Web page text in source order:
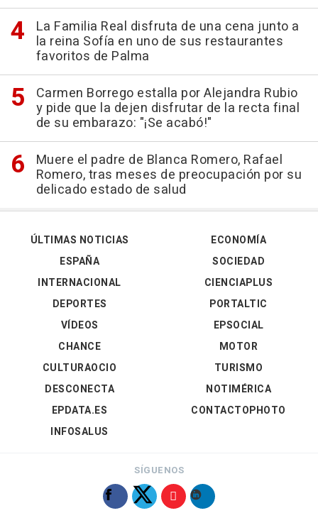
La Familia Real disfruta de una cena junto a
la reina Sofía en uno de sus restaurantes
favoritos de Palma
Carmen Borrego estalla por Alejandra Rubio
y pide que la dejen disfrutar de la recta final
de su embarazo: "¡Se acabó!"
Muere el padre de Blanca Romero, Rafael
Romero, tras meses de preocupación por su
delicado estado de salud
ÚLTIMAS NOTICIAS
ESPAÑA
INTERNACIONAL
DEPORTES
VÍDEOS
ECONOMÍA
SOCIEDAD
CIENCIAPLUS
PORTALTIC
EPSOCIAL
CHANCE
CULTURAOCIO
DESCONECTA
EPDATA.ES
INFOSALUS
MOTOR
TURISMO
NOTIMÉRICA
CONTACTOPHOTO
SÍGUENOS